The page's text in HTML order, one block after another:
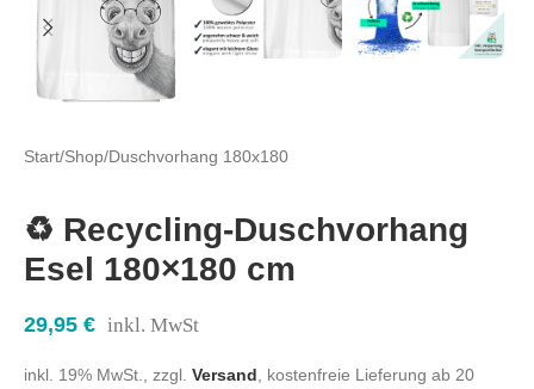
Start/Shop/Duschvorhang 180x180
♻️ Recycling-Duschvorhang
Esel 180×180 cm
29,95 € inkl. MwSt
inkl. 19% MwSt., zzgl. Versand , kostenfreie Lieferung ab 20